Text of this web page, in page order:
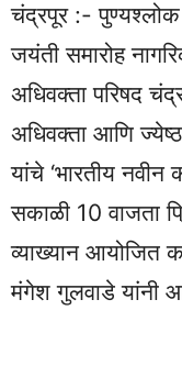
चंद्रपूर :- पुण्यश्लोक
जयंती समारोह
अधिवक्ता परिषद
अधिवक्ता आणि
यांचे ‘भारतीय नवीन
सकाळी 10 वाजता
व्याख्यान आयोजित
मंगेश गुलवाडे यांनी